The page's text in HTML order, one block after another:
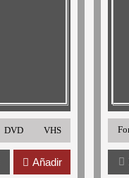
DVD VHS
Añadir